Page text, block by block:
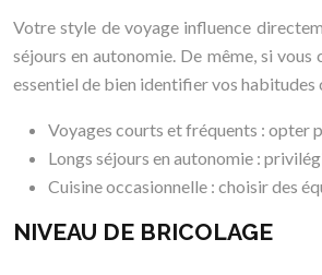
Votre style de voyage influence
séjours en autonomie. De même, si
essentiel de bien identifier vos habitudes
Voyages courts et fréquents : opter
Longs séjours en autonomie :
Cuisine occasionnelle : choisir des
NIVEAU DE BRICOLAGE